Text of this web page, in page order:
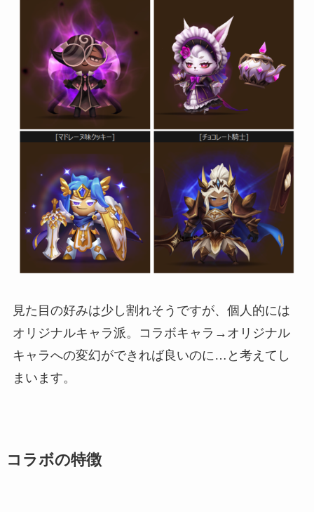
見た目の好みは少し割れそうですが、個人的には
オリジナルキャラ派。コラボキャラ→オリジナル
キャラへの変幻ができれば良いのに…と考えてし
まいます。
コラボの特徴